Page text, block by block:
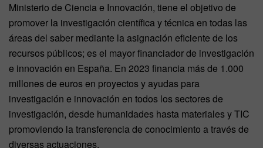
Ministerio de Ciencia e Innovación, tiene el objetivo de
promover la investigación científica y técnica en todas las
áreas del saber mediante la asignación eficiente de los
recursos públicos; es el mayor financiador de investigación
e innovación en España. En 2023 financia más de 1.000
millones de euros en proyectos y ayudas para
investigación e innovación en todos los sectores de
investigación, desde humanidades hasta materiales y TIC
promoviendo la transferencia de conocimiento a través de
diversas actuaciones.